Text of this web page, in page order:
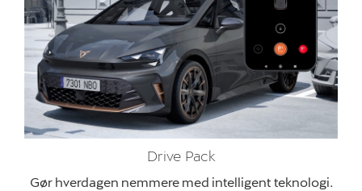
Drive Pack
Gør hverdagen nemmere med intelligent teknologi.